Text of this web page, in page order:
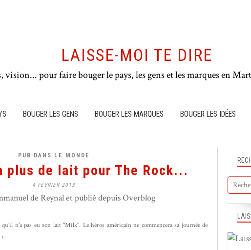
LAISSE-MOI TE DIRE
vision... pour faire bouger le pays, les gens et les marques en
BOUGER LES GENS BOUGER LES MARQUES BOUGER LES IDÉES
PUB DANS LE MONDE
plus de lait pour The Rock...
4 FÉVRIER 2013
de Reynal et publié depuis Overblog
n'a pas eu son lait "Milk". Le héros américain ne commencera sa journée de
!